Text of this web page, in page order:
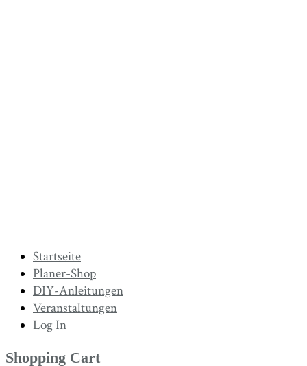
Startseite
Planer-Shop
DIY-Anleitungen
Veranstaltungen
Log In
Shopping Cart